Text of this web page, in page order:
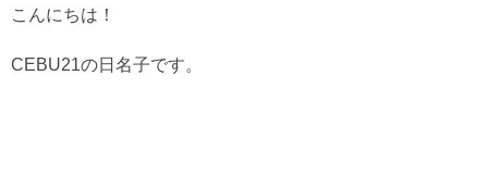
こんにちは！
CEBU21の日名子です。